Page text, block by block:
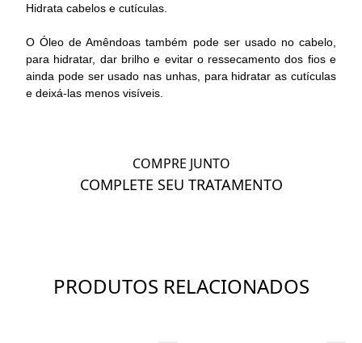
Hidrata cabelos e cutículas.
O Óleo de Amêndoas também pode ser usado no cabelo,
para hidratar, dar brilho e evitar o ressecamento dos fios e
ainda pode ser usado nas unhas, para hidratar as cutículas
e deixá-las menos visíveis.
COMPRE JUNTO
COMPLETE SEU TRATAMENTO
PRODUTOS RELACIONADOS